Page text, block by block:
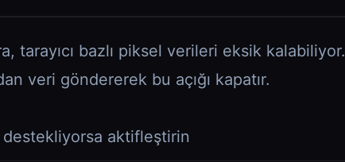
tarayıcı bazlı piksel verileri eksik kalabiliyor.
veri göndererek bu açığı kapatır.
aktifleştirin